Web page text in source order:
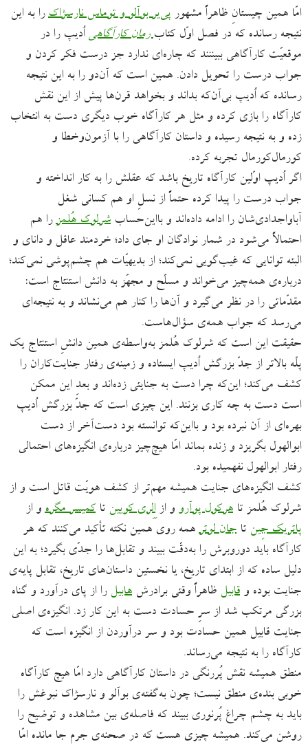
امّا همین چیستانِ ظاهراً‌ مشهور پی‌یر بوآلو و توماس نارسژاک را به این
نتیجه رسانده که در فصل اوّل کتابرمان کارآگاهی اُدیپ را در
موقعیّت کارآگاهی ببیننند که چاره‌ای ندارد جز درست فکر کردن و
جواب درست را تحویل دادن. همین است که آن‌دو را به این نتیجه
رسانده که اُدیپ بی‌آن‌که بداند و بخواهد قرن‌ها پیش از این نقش
کارآگاه را بازی کرده و مثل هر کارآگاه خوب دیگری دست به انتخاب
زده و به نتیجه رسیده و داستان کارآگاهی را با آزمون‌وخطا و
کورمال‌کورمال تجربه کرده.
اگر اُدیپ اوّلین کارآگاه تاریخ باشد که عقلش را به کار انداخته و
جواب درست را پیدا کرده حتماً از نسلِ او هم کسانی شغل
آبا‌واجدادی‌شان را ادامه داده‌اند و بااین‌حساب شرلوک هُلمز را هم
احتمالاً می‌شود در شمار نوادگان او جای داد؛ خردمند عاقل و دانای و
البته توانایی که غیب‌گویی نمی‌کند؛ از بدیهیّات هم چشم‌پوشی نمی‌کند؛
درباره‌ی همه‌چیز می‌خواند و مسلّح و مجهّز به دانش استنتاج است:
مقدّماتی را در نظر می‌گیرد و آن‌ها را کنار هم می‌نشاند و به نتیجه‌ای
می‌رسد که جواب همه‌ی سؤال‌هاست.
حقیقت این است که شرلوک هُلمز به‌واسطه‌ی همین دانشِ استنتاج یک
پلّه بالاتر از جدّ بزرگش اُدیپ ایستاده و زمینه‌ی رفتار جنایت‌کاران را
کشف می‌کند؛ این‌که چرا دست به جنایتی زده‌اند و بعدِ این ممکن
است دست به چه کاری بزنند. این چیزی است که جدّ بزرگش اُدیپ
بهره‌ای از آن نبرده بود و بااین‌که توانسته بود دست‌آخر از دست
ابوالهول بگریزد و زنده بماند امّا هیچ‌چیز درباره‌ی انگیزه‌های احتمالی
رفتار ابوالهول نفهمیده بود.
کشف انگیزه‌های جنایت همیشه مهم‌تر از کشف هویّت قاتل است و از
شرلوک هُلمز تا هرکول پوآرو و ازاِلِری کویین تا کمیسر مگره و از
پاتریک جِین تا جان لوتر همه روی همین نکته تأکید می‌کنند که هر
کارآگاه باید دوروبرش را به‌دقّت ببیند و تقابل‌ها را جدّی بگیرد؛ به این
دلیل ساده که از ابتدای تاریخ، یا نخستین داستان‌های تاریخ، تقابل‌ پایه‌ی
جنایت بوده و قابیل ظاهراً وقتی برادرش هابیل را از پای درآورد و گناه
بزرگی مرتکب شد از سرِ حسادت دست به این کار زد. انگیزه‌ی اصلی
جنایت قابیل همین حسادت بود و سر درآوردن از انگیزه است که
کارآگاه را به نتیجه می‌رساند.
منطق همیشه نقش پُررنگی در داستان کارآگاهی دارد امّا هیچ کارآگاه
خوبی بنده‌ی منطق نیست؛ چون به‌گفته‌ی بوآلو و نارسژاک نبوغش را
باید به چشم چراغ پُرنوری ببیند که فاصله‌ی بین مشاهده و توضیح را
روشن می‌کند. همیشه چیزی هست که در صحنه‌ی جرم جا مانده امّا